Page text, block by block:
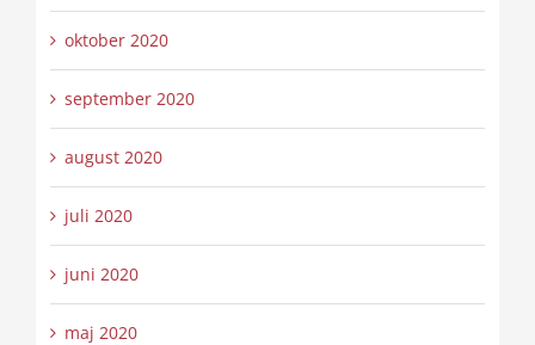
oktober 2020
september 2020
august 2020
juli 2020
juni 2020
maj 2020